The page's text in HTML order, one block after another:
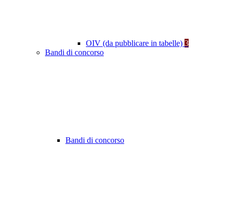
OIV (da pubblicare in tabelle) 3
Bandi di concorso
Bandi di concorso